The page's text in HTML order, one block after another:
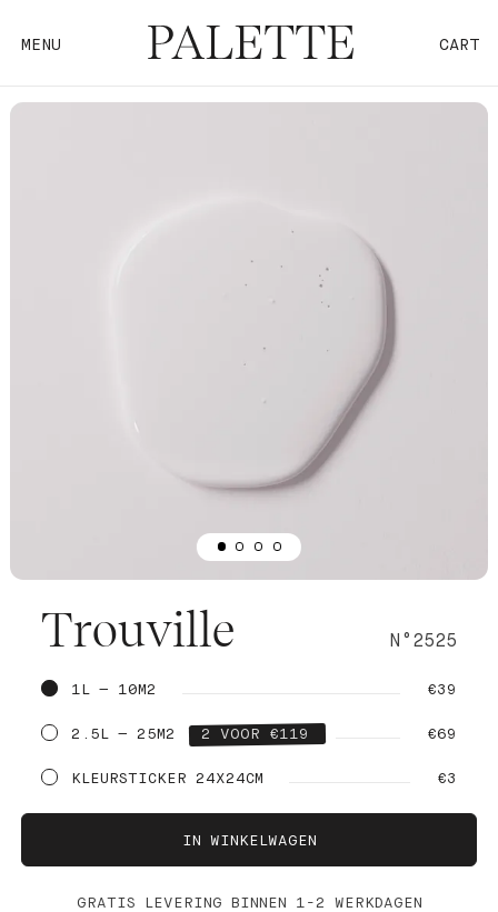
MENU CART
Trouville N°2525
1L — 10M2 €39
2.5L — 25M2 2 VOOR €119 €69
KLEURSTICKER 24X24CM €3
IN WINKELWAGEN
GRATIS LEVERING BINNEN 1-2 WERKDAGEN